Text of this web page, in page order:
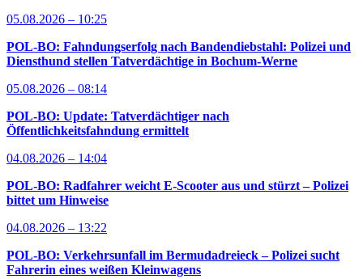
05.08.2026 – 10:25
POL-BO: Fahndungserfolg nach Bandendiebstahl: Polizei und
Diensthund stellen Tatverdächtige in Bochum-Werne
05.08.2026 – 08:14
POL-BO: Update: Tatverdächtiger nach
Öffentlichkeitsfahndung ermittelt
04.08.2026 – 14:04
POL-BO: Radfahrer weicht E-Scooter aus und stürzt – Polizei
bittet um Hinweise
04.08.2026 – 13:22
POL-BO: Verkehrsunfall im Bermudadreieck – Polizei sucht
Fahrerin eines weißen Kleinwagens